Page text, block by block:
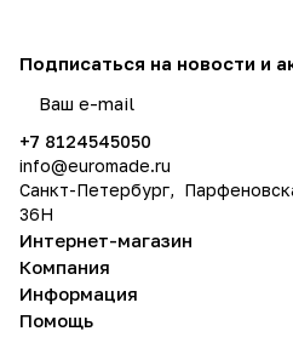
Подписаться на новости и
+7 8124545050
info@euromade.ru
Санкт-Петербург,
36Н
Интернет-магазин
Компания
Информация
Помощь